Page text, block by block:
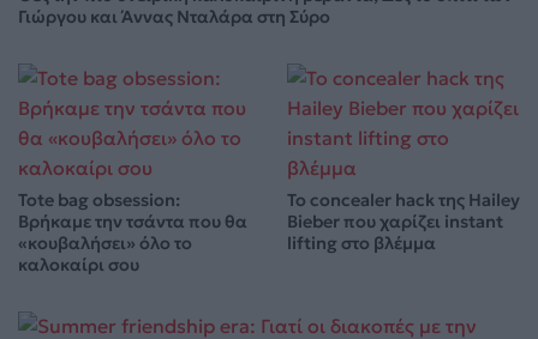
Γιώργου και Άννας Νταλάρα στη Σύρο
Tote bag obsession:
Βρήκαμε την τσάντα που θα
«κουβαλήσει» όλο το
καλοκαίρι σου
Το concealer hack της Hailey
Bieber που χαρίζει instant
lifting στο βλέμμα